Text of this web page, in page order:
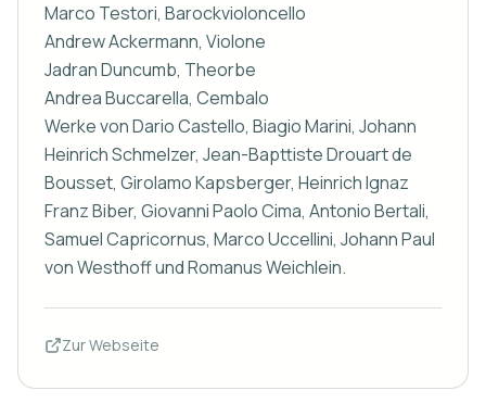
Marco Testori, Barockvioloncello
Andrew Ackermann, Violone
Jadran Duncumb, Theorbe
Andrea Buccarella, Cembalo
Werke von Dario Castello, Biagio Marini, Johann
Heinrich Schmelzer, Jean-Bapttiste Drouart de
Bousset, Girolamo Kapsberger, Heinrich Ignaz
Franz Biber, Giovanni Paolo Cima, Antonio Bertali,
Samuel Capricornus, Marco Uccellini, Johann Paul
von Westhoff und Romanus Weichlein.
Zur Webseite